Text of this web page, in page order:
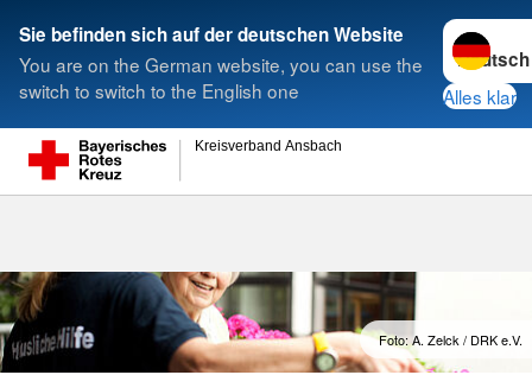
Sie befinden sich auf der deutschen Website
You are on the German website, you can use the
switch to switch to the English one
Sprache
Alles klar
Kreisverband Ansbach
Suche
Foto: A. Zelck / DRK e.V.